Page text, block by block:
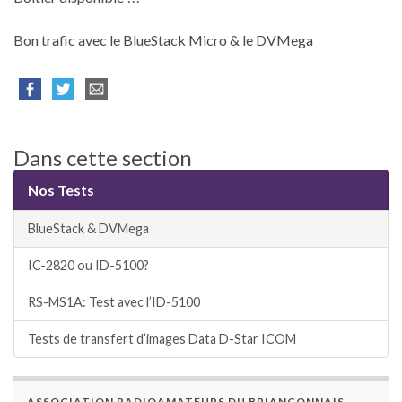
Bon trafic avec le BlueStack Micro & le DVMega
Dans cette section
Nos Tests
BlueStack & DVMega
IC-2820 ou ID-5100?
RS-MS1A: Test avec l’ID-5100
Tests de transfert d’images Data D-Star ICOM